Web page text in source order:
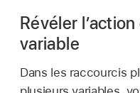
Révéler
variable
Dans les raccourcis